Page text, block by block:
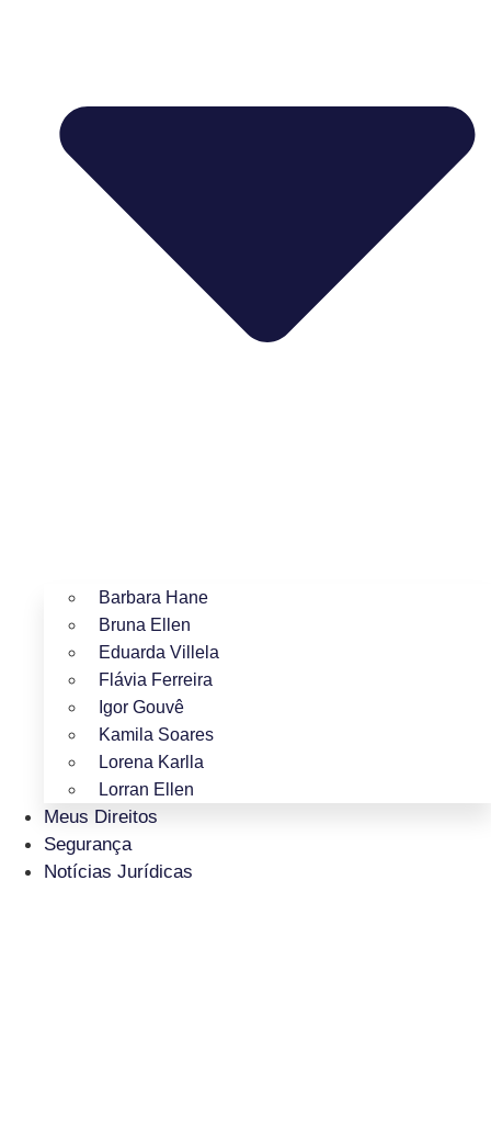
Barbara Hane
Bruna Ellen
Eduarda Villela
Flávia Ferreira
Igor Gouvê
Kamila Soares
Lorena Karlla
Lorran Ellen
Meus Direitos
Segurança
Notícias Jurídicas